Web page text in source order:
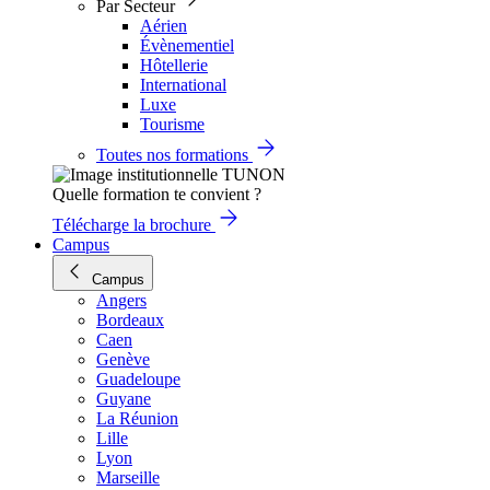
Par Secteur
Aérien
Évènementiel
Hôtellerie
International
Luxe
Tourisme
Toutes nos formations
Quelle formation te convient ?
Télécharge la brochure
Campus
Campus
Angers
Bordeaux
Caen
Genève
Guadeloupe
Guyane
La Réunion
Lille
Lyon
Marseille